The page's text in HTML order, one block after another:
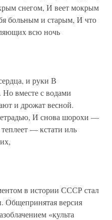
снегом, И веет мокрым
больным и старым, И что
всю ночь
и руки В
Но вместе с водами
и дрожат весной.
И снова шорохи —
— кстати иль
в истории СССР стал
Общепринятая версия
«культа